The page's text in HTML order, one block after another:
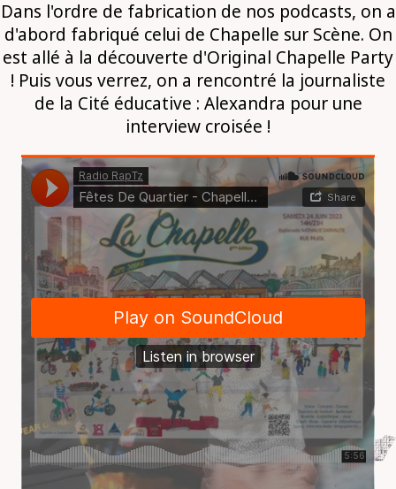
Dans l'ordre de fabrication de nos podcasts, on a
d'abord fabriqué celui de Chapelle sur Scène. On
est allé à la découverte d'Original Chapelle Party
! Puis vous verrez, on a rencontré la journaliste
de la Cité éducative : Alexandra pour une
interview croisée !